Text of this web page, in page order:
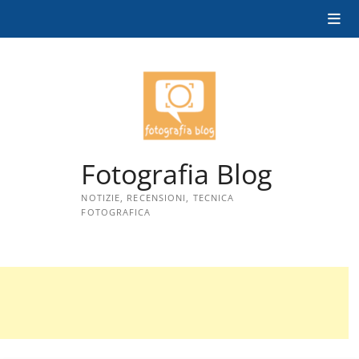
Fotografia Blog
NOTIZIE, RECENSIONI, TECNICA
FOTOGRAFICA